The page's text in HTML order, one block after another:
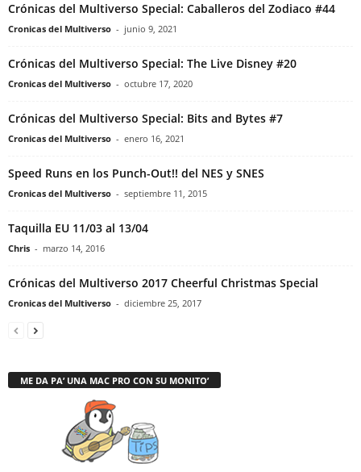
Crónicas del Multiverso Special: Caballeros del Zodiaco #44
Cronicas del Multiverso - junio 9, 2021
Crónicas del Multiverso Special: The Live Disney #20
Cronicas del Multiverso - octubre 17, 2020
Crónicas del Multiverso Special: Bits and Bytes #7
Cronicas del Multiverso - enero 16, 2021
Speed Runs en los Punch-Out!! del NES y SNES
Cronicas del Multiverso - septiembre 11, 2015
Taquilla EU 11/03 al 13/04
Chris - marzo 14, 2016
Crónicas del Multiverso 2017 Cheerful Christmas Special
Cronicas del Multiverso - diciembre 25, 2017
ME DA PA’ UNA MAC PRO CON SU MONITO’